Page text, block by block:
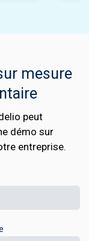
mesure
peut
démo sur
entreprise.